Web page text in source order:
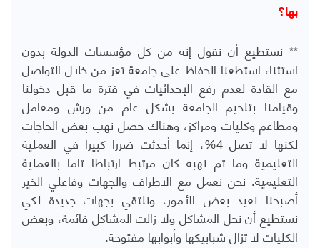
بها؟
** نستطيع أن نقول إنه من كل مؤسسات الدولة بدون
استثناء استطعنا الحفاظ على جامعة تعز من خلال التواصل
مع القادة لعدم رفع الإحداثيات في فترة ما قبل دخولنا
وقيامنا بتلحيم الجامعة بشكل عام من ورش ومعامل
ومطاعم وكليات ومراكز، وهناك حصل نهب بعض الحاجات
لكنها لا تصل 4%، إنما أحدثت ضررا كبيرا في العملية
التعليمية وما تم نهبه كان مرتبط ارتباطا تاما بالعملية
التعليمية. نحن نعمل مع الأطراف والجهات وفاعلي الخير
أصبحنا نعيد بعض الأمور، ونلتقي بجهات جديدة لكي
نستطيع أن نحل المشاكل ولا زالت المشاكل قائمة، وبعض
الكليات لا تزال شبابيكها وأبوابها مفتوحة.